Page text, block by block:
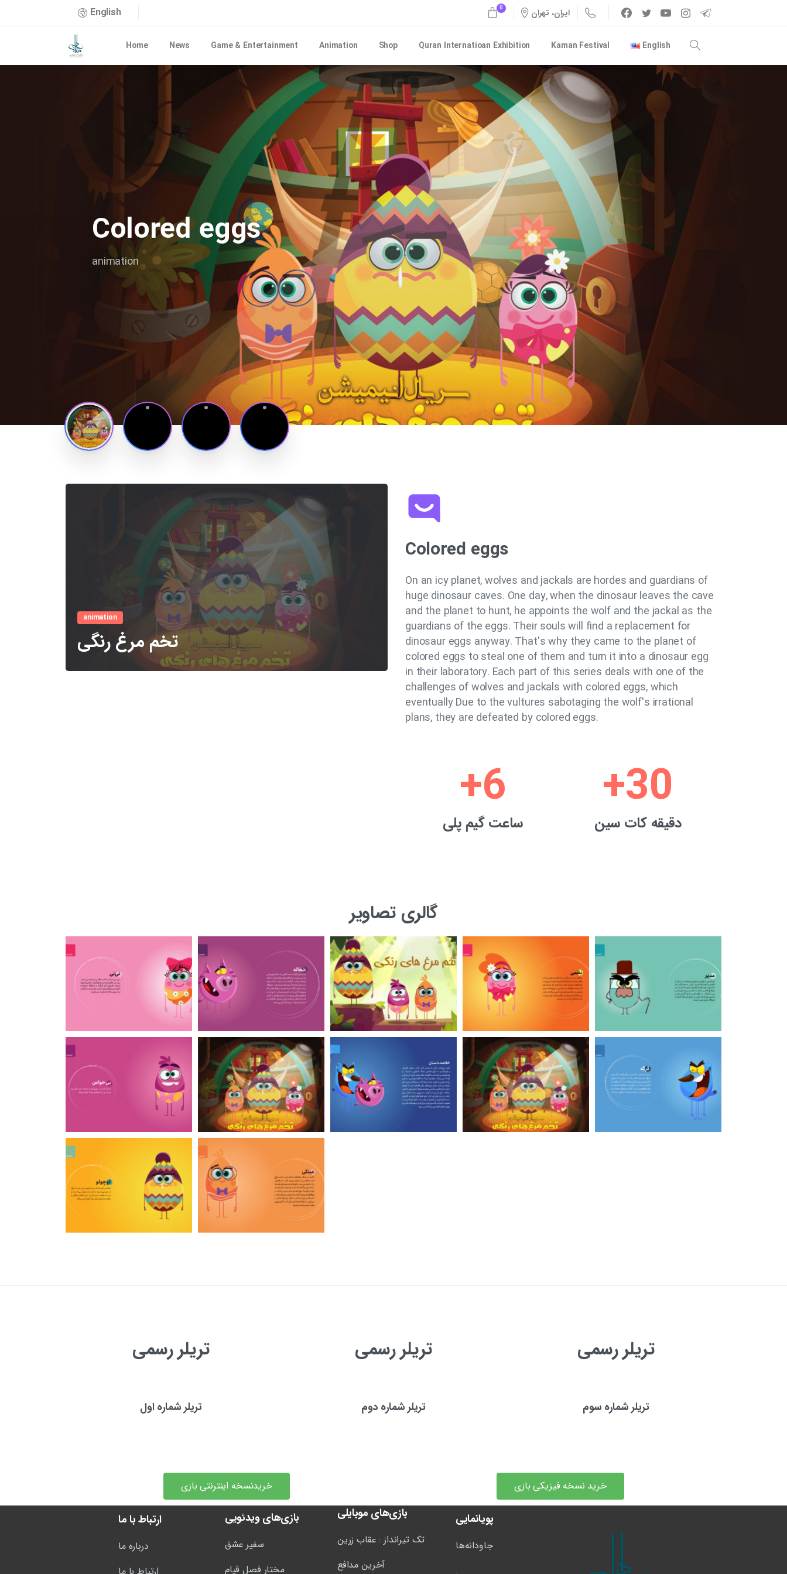
English 0 ایران، تهران
Home News Game & Entertainment Animation Shop Quran Internatioan Exhibition Kaman Festival English
Colored eggs
animation
animation
تخم مرغ رنگی
Colored eggs
On an icy planet, wolves and jackals are hordes and guardians of
huge dinosaur caves. One day, when the dinosaur leaves the cave
and the planet to hunt, he appoints the wolf and the jackal as the
guardians of the eggs. Their souls will find a replacement for
dinosaur eggs anyway. That's why they came to the planet of
colored eggs to steal one of them and turn it into a dinosaur egg
in their laboratory. Each part of this series deals with one of the
challenges of wolves and jackals with colored eggs, which
eventually Due to the vultures sabotaging the wolf's irrational
plans, they are defeated by colored eggs.
+6
ساعت گیم پلی
+30
دقیقه کات سین
گالری تصاویر
تریلر رسمی
تریلر شماره اول
تریلر رسمی
تریلر شماره دوم
تریلر رسمی
تریلر شماره سوم
خریدنسخه اینترنتی بازی خرید نسخه فیزیکی بازی
ارتباط با ما
درباره ما
بازی‌های ویدئویی
سفیر عشق
مختار فصل قیام
بازی‌های موبایلی
تک تیرانداز : عقاب زرین
آخرین مدافع
پویانمایی
جاودانه‌ها
.